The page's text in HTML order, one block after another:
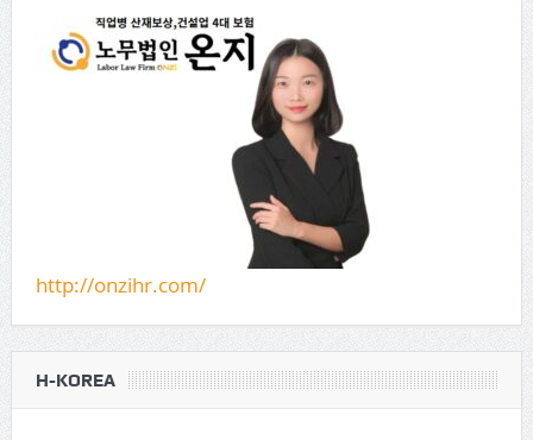
http://onzihr.com/
H-KOREA